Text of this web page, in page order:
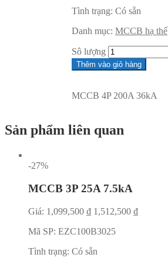
Tình trạng: Có sẵn
Danh mục: MCCB hạ thế
Sô lượng
Thêm vào giỏ hàng
MCCB 4P 200A 36kA
Sản phẩm liên quan
-27%
MCCB 3P 25A 7.5kA
Giá: 1,099,500 ₫ 1,512,500 ₫
Mã SP: EZC100B3025
Tình trạng: Có sẵn